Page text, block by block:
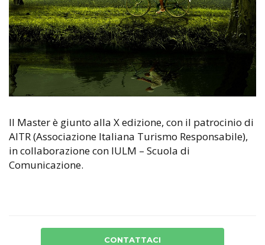
Il Master è giunto alla X edizione, con il patrocinio di
AITR (Associazione Italiana Turismo Responsabile),
in collaborazione con IULM – Scuola di
Comunicazione.
CONTATTACI